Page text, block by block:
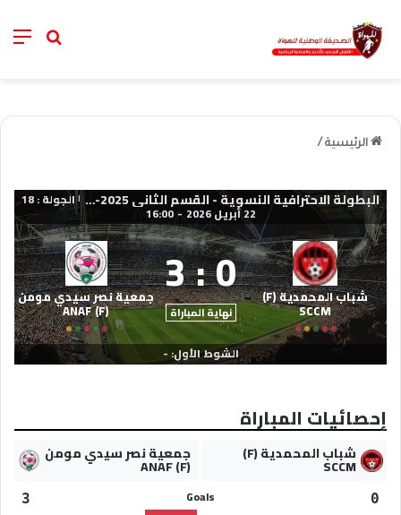
خانة
الرئيسية /
البطولة الاحترافية النسوية - القسم الثاني 2025-2026 | الجولة : 18
22 أبريل 2026 -
16:00
شباب المحمدية (F)
SCCM
0
:
3
نهاية المباراة
جمعية نصر سيدي مومن
(F) ANAF
الشوط الأول: -
إحصائيات المباراة
شباب المحمدية (F)
SCCM
جمعية نصر سيدي مومن
(F) ANAF
0
Goals
3